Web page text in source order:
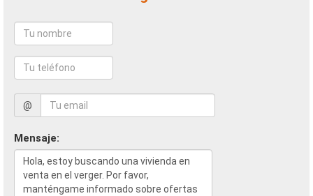
@
Mensaje: